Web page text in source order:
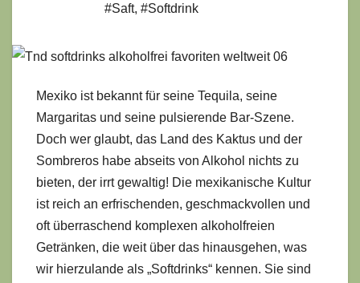
#Saft, #Softdrink
Mexiko ist bekannt für seine Tequila, seine
Margaritas und seine pulsierende Bar-Szene.
Doch wer glaubt, das Land des Kaktus und der
Sombreros habe abseits von Alkohol nichts zu
bieten, der irrt gewaltig! Die mexikanische Kultur
ist reich an erfrischenden, geschmackvollen und
oft überraschend komplexen alkoholfreien
Getränken, die weit über das hinausgehen, was
wir hierzulande als „Softdrinks“ kennen. Sie sind